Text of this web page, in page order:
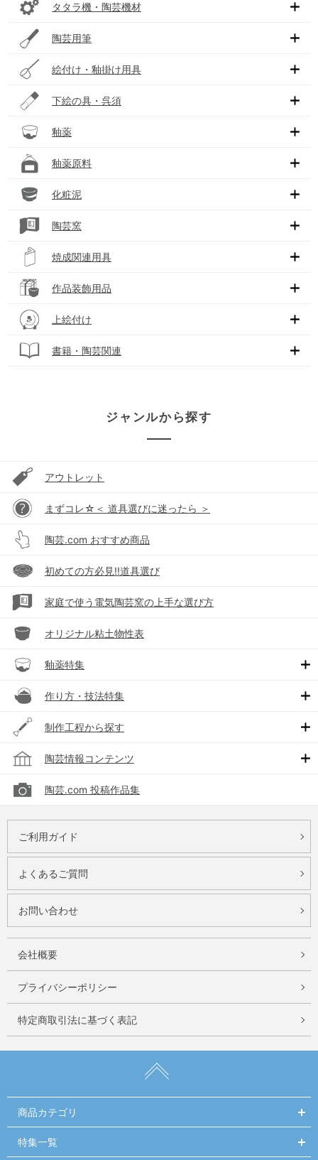
タタラ機・陶芸機材
陶芸用筆
絵付け・釉掛け用具
下絵の具・呉須
釉薬
釉薬原料
化粧泥
陶芸窯
焼成関連用具
作品装飾用品
上絵付け
書籍・陶芸関連
ジャンルから探す
アウトレット
まずコレ☆＜ 道具選びに迷ったら ＞
陶芸.com おすすめ商品
初めての方必見!!道具選び
家庭で使う電気陶芸窯の上手な選び方
オリジナル粘土物性表
釉薬特集
作り方・技法特集
制作工程から探す
陶芸情報コンテンツ
陶芸.com 投稿作品集
ご利用ガイド
よくあるご質問
お問い合わせ
会社概要
プライバシーポリシー
特定商取引法に基づく表記
商品カテゴリ
特集一覧